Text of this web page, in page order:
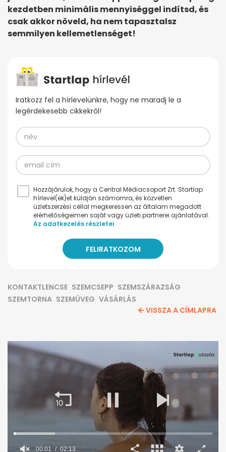
kezdetben minimális mennyiséggel indítsd, és
csak akkor növeld, ha nem tapasztalsz
semmilyen kellemetlenséget!
Iratkozz fel a hírlevelünkre, hogy ne maradj le a
legérdekesebb cikkekről!
Hozzájárulok, hogy a Central Médiacsoport Zrt. Startlap
hírlevel(ek)et küldjön számomra, és közvetlen
üzletszerzési céllal megkeressen az általam megadott
elérhetőségeimen saját vagy üzleti partnerei ajánlatával.
Az adatkezelés részletei
KONTAKTLENCSE SZEMCSEPP SZEMSZÁRAZSÁG
SZEMTORNA SZEMÜVEG VÁSÁRLÁS
VISSZA A CÍMLAPRA